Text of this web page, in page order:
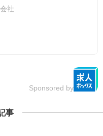
社
Sponsored by
事